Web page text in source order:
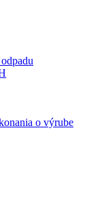
o výrube